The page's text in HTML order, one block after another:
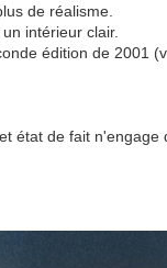
de réalisme.
intérieur clair.
édition de 2001
état de fait